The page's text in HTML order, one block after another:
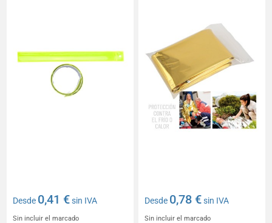
Desde 0,41 €sin IVA
Sin incluir el marcado
Desde 0,78 €sin IVA
Sin incluir el marcado